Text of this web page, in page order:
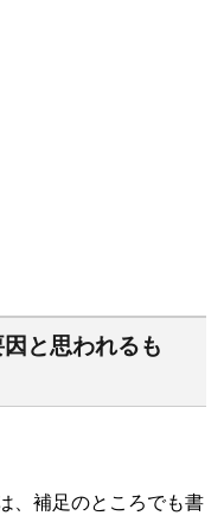
と思われるも
、補足のところでも書